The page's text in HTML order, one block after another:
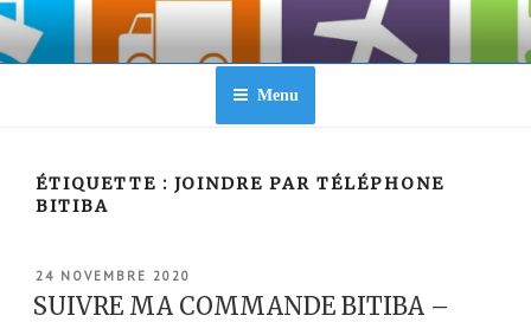
Aller
contenu
Menu
ÉTIQUETTE : JOINDRE PAR TÉLÉPHONE
BITIBA
PUBLIÉ
LE
24 NOVEMBRE 2020
SUIVRE MA COMMANDE BITIBA –